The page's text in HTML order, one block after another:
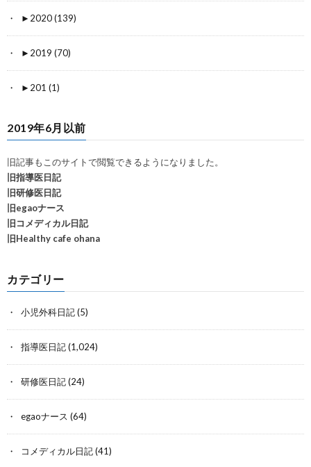
► 2020 (139)
► 2019 (70)
► 201 (1)
2019年6月以前
旧記事もこのサイトで閲覧できるようになりました。
旧指導医日記
旧研修医日記
旧egaoナース
旧コメディカル日記
旧Healthy cafe ohana
カテゴリー
小児外科日記(5)
指導医日記(1,024)
研修医日記(24)
egaoナース (64)
コメディカル日記(41)